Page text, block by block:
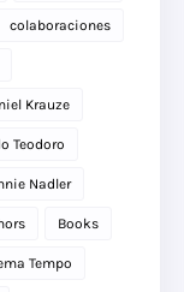
colaboraciones
Krauze
Teodoro
Nadler
Books
Tempo